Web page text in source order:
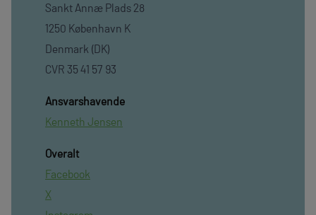
Sankt Annæ Plads 28
1250 København K
Denmark (DK)
CVR 35 41 57 93
Ansvarshavende
Kenneth Jensen
Overalt
Facebook
X